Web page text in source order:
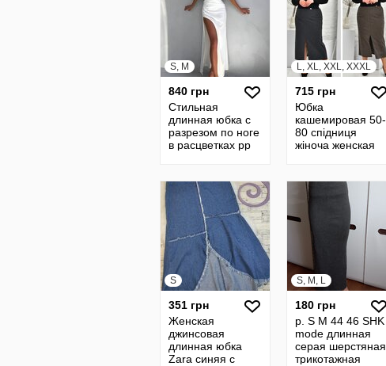
S, M
840 грн
Стильная
длинная юбка с
разрезом по ноге
в расцветках рр
L, XL, XXL, XXXL
715 грн
Юбка
кашемировая 50-
80 спідниця
жіноча женская
длинная в клетку
22125
S
351 грн
Женская
джинсовая
длинная юбка
Zara синяя с
S, M, L
180 грн
р. S M 44 46 SHK
mode длинная
серая шерстяная
трикотажная